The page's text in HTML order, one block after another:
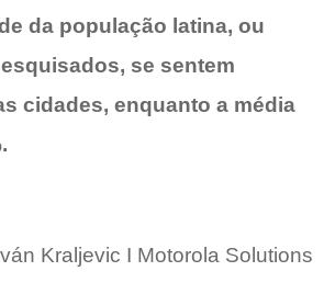
da população latina, ou
se sentem
cidades, enquanto a média
Kraljevic I Motorola Solutions